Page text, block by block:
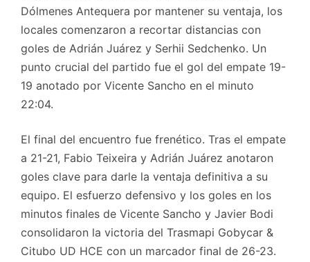
Dólmenes Antequera por mantener su ventaja, los
locales comenzaron a recortar distancias con
goles de Adrián Juárez y Serhii Sedchenko. Un
punto crucial del partido fue el gol del empate 19-
19 anotado por Vicente Sancho en el minuto
22:04.
El final del encuentro fue frenético. Tras el empate
a 21-21, Fabio Teixeira y Adrián Juárez anotaron
goles clave para darle la ventaja definitiva a su
equipo. El esfuerzo defensivo y los goles en los
minutos finales de Vicente Sancho y Javier Bodi
consolidaron la victoria del Trasmapi Gobycar &
Citubo UD HCE con un marcador final de 26-23.